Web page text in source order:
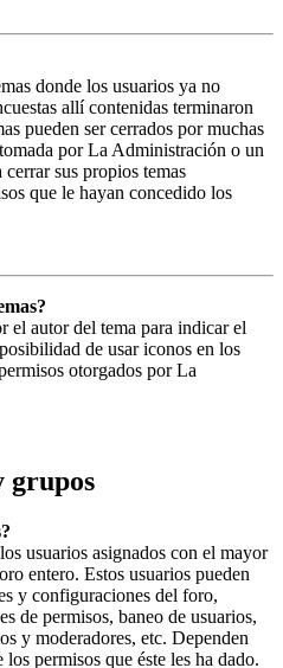
donde los usuarios ya no
allí contenidas terminaron
pueden ser cerrados por muchas
por La Administración o un
sus propios temas
que le hayan concedido los
el autor del tema para indicar el
de usar iconos en los
otorgados por La
grupos
usuarios asignados con el mayor
entero. Estos usuarios pueden
y configuraciones del foro,
de permisos, baneo de usuarios,
y moderadores, etc. Dependen
permisos que éste les ha dado.